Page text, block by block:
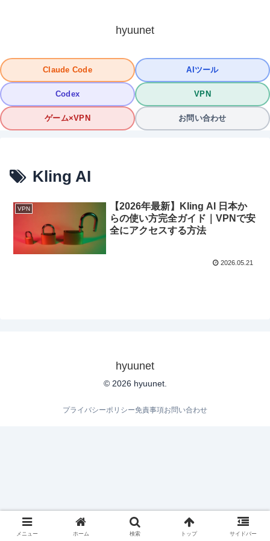
hyuunet
Claude Code AIツール
Codex VPN
ゲーム×VPN お問い合わせ
Kling AI
VPN
【2026年最新】Kling AI 日本か
らの使い方完全ガイド｜VPNで安
全にアクセスする方法
2026.05.21
hyuunet
© 2026 hyuunet.
プライバシーポリシー免責事項お問い合わせ
メニュー ホーム 検索 トップ サイドバー